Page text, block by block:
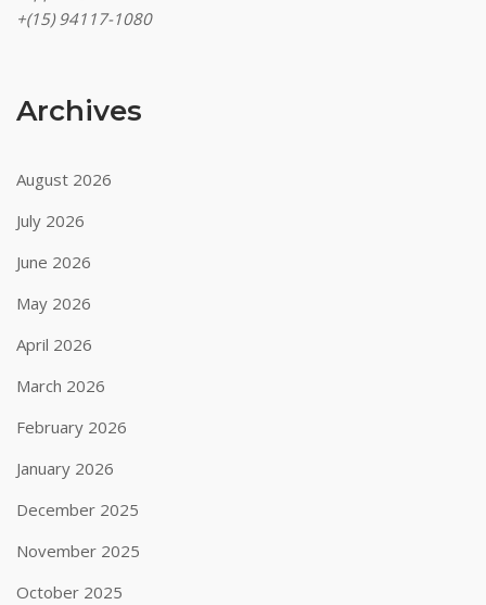
+(15) 94117-1080
Archives
August 2026
July 2026
June 2026
May 2026
April 2026
March 2026
February 2026
January 2026
December 2025
November 2025
October 2025